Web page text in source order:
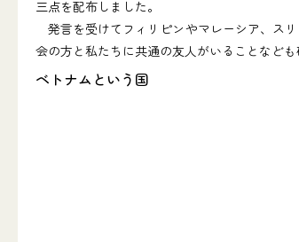
三点を配布しました。
発言を受けてフィリピンやマレーシア、ス
会の方と私たちに共通の友人がいることなど
ベトナムという国